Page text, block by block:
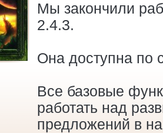
Мы закончили
2.4.3.
Она доступна
Все базовые
работать над
предложений в